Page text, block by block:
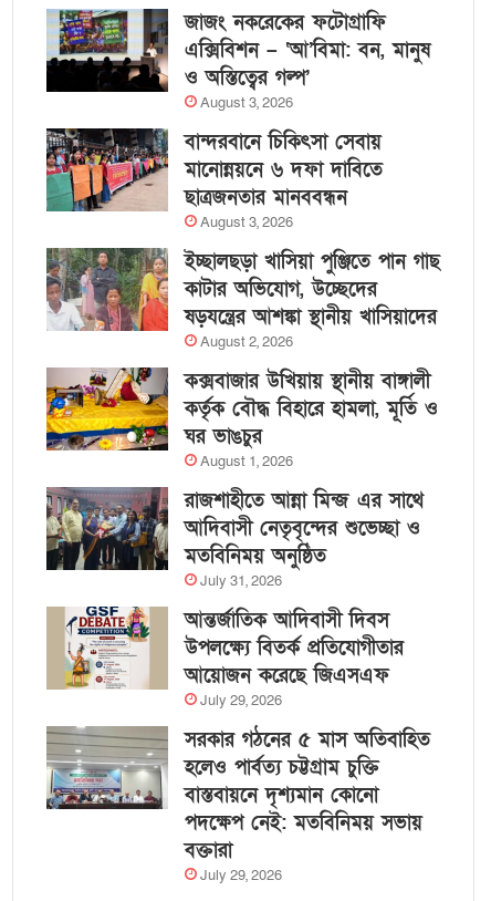
জাজং নকরেকের ফটোগ্রাফি
এক্সিবিশন – ‘আ’বিমা: বন, মানুষ
ও অস্তিত্বের গল্প’
August 3, 2026
বান্দরবানে চিকিৎসা সেবায়
মানোন্নয়নে ৬ দফা দাবিতে
ছাত্রজনতার মানববন্ধন
August 3, 2026
ইচ্ছালছড়া খাসিয়া পুঞ্জিতে পান গাছ
কাটার অভিযোগ, উচ্ছেদের
ষড়যন্ত্রের আশঙ্কা স্থানীয় খাসিয়াদের
August 2, 2026
কক্সবাজার উখিয়ায় স্থানীয় বাঙ্গালী
কর্তৃক বৌদ্ধ বিহারে হামলা, মূর্তি ও
ঘর ভাঙচুর
August 1, 2026
রাজশাহীতে আন্না মিন্জ এর সাথে
আদিবাসী নেতৃবৃন্দের শুভেচ্ছা ও
মতবিনিময় অনুষ্ঠিত
July 31, 2026
আন্তর্জাতিক আদিবাসী দিবস
উপলক্ষ্যে বিতর্ক প্রতিযোগীতার
আয়োজন করেছে জিএসএফ
July 29, 2026
সরকার গঠনের ৫ মাস অতিবাহিত
হলেও পার্বত্য চট্টগ্রাম চুক্তি
বাস্তবায়নে দৃশ্যমান কোনো
পদক্ষেপ নেই: মতবিনিময় সভায়
বক্তারা
July 29, 2026